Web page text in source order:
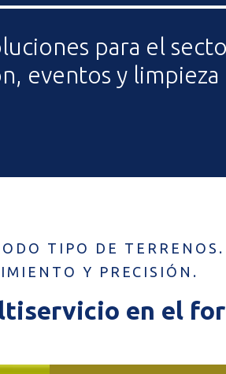
para el
eventos y limpieza
TIPO DE TERRENOS.
Y PRECISIÓN.
en el